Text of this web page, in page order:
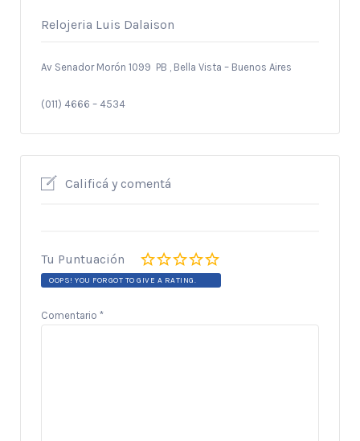
Relojeria Luis Dalaison
Av Senador Morón 1099 PB , Bella Vista – Buenos Aires
(011) 4666 – 4534
Calificá y comentá
Tu Puntuación
OOPS! YOU FORGOT TO GIVE A RATING.
Comentario *